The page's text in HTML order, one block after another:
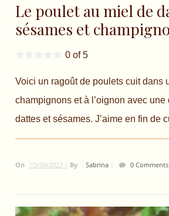
Le poulet au miel de
sésames et
0 of 5
Voici un ragoût de poulets cuit dans
champignons et à l’oignon avec
dattes et sésames. J’aime en fin de
On 15/09/2023 | By Sabrina| 0 Comments